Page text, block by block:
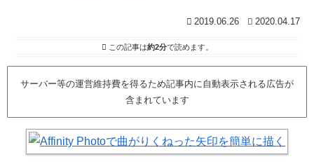
2019.06.26 2020.04.17
この記事は約2分で読めます。
サーバー等の運営維持費を得るため記事内に自動表示される広告が
含まれています